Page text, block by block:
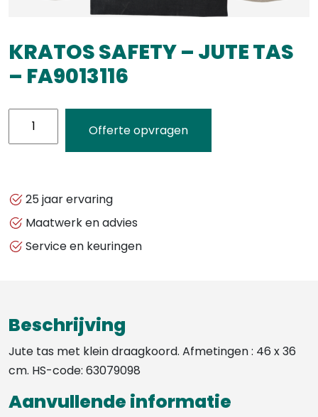
KRATOS SAFETY – JUTE TAS
– FA9013116
TAS
FA9013116
aantal
Offerte opvragen
25 jaar ervaring
Maatwerk en advies
Service en keuringen
Beschrijving
Jute tas met klein draagkoord. Afmetingen : 46 x 36
cm. HS-code: 63079098
Aanvullende informatie